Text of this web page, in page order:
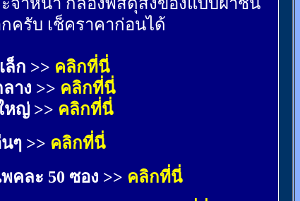
ครับ เช็คราคาก่อนได้
ล็ก >> คลิกที่นี่
าง >> คลิกที่นี่
หญ่ >> คลิกที่นี่
ๆ >> คลิกที่นี่
คละ 50 ซอง >> คลิกที่นี่